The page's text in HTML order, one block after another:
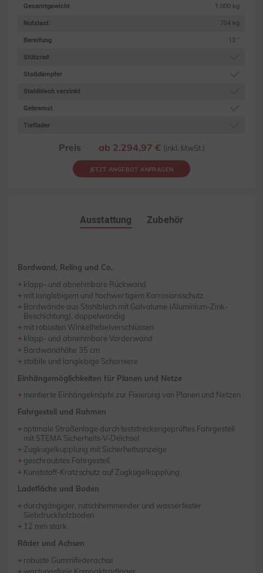
Gesamtgewicht
1.000 kg
Nutzlast
704 kg
Bereifung
13 "
Stützrad
Stoßdämpfer
Stahlblech verzinkt
Gebremst
Tieflader
Preis ab 2.294,97 € (inkl. MwSt.)
JETZT ANGEBOT ANFRAGEN
Ausstattung Zubehör
Bordwand, Reling und Co.
klapp- und abnehmbare Rückwand
mit langlebigem und hochwertigem Korrosionsschutz
Bordwände aus Stahlblech mit Galvalume (Aluminium-Zink-
Beschichtung), doppelwandig
mit robusten Winkelhebelverschlüssen
klapp- und abnehmbare Vorderwand
Bordwandhöhe 35 cm
stabile und langlebige Scharniere
Einhängemöglichkeiten für Planen und Netze
montierte Einhängeknöpfe zur Fixierung von Planen und Netzen
Fahrgestell und Rahmen
optimale Straßenlage durch teststreckengeprüftes Fahrgestell
mit STEMA Sicherheits-V-Deichsel
Zugkugelkupplung mit Sicherheitsanzeige
geschraubtes Fahrgestell
Kunststoff-Kratzschutz auf Zugkugelkupplung
Ladefläche und Boden
durchgängiger, rutschhemmender und wasserfester
Siebdruckholzboden
12 mm stark
Räder und Achsen
robuste Gummifederachse